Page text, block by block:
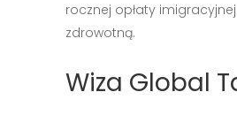
rocznej opłaty
zdrowotną.
Wiza Global